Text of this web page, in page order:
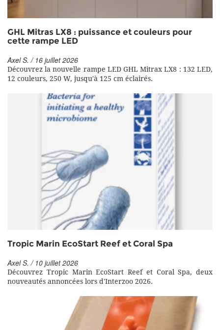
GHL Mitras LX8 : puissance et couleurs pour
cette rampe LED
Axel S. / 16 juillet 2026
Découvrez la nouvelle rampe LED GHL Mitrax LX8 : 132 LED,
12 couleurs, 250 W, jusqu'à 125 cm éclairés.
Tropic Marin EcoStart Reef et Coral Spa
Axel S. / 10 juillet 2026
Découvrez Tropic Marin EcoStart Reef et Coral Spa, deux
nouveautés annoncées lors d'Interzoo 2026.